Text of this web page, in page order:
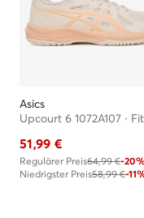
Asics
51,99 €
Regulärer Preis64,99 €-
Niedrigster Preis58,99 €-